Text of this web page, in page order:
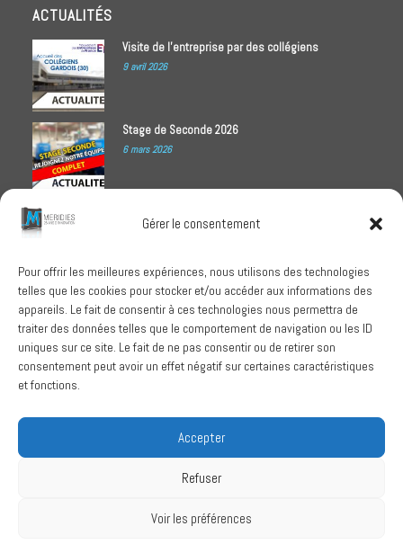
Gérer le consentement
Pour offrir les meilleures expériences, nous utilisons des technologies
telles que les cookies pour stocker et/ou accéder aux informations des
appareils. Le fait de consentir à ces technologies nous permettra de
traiter des données telles que le comportement de navigation ou les ID
uniques sur ce site. Le fait de ne pas consentir ou de retirer son
consentement peut avoir un effet négatif sur certaines caractéristiques
et fonctions.
Accepter
Refuser
Voir les préférences
ACTUALITÉS
Visite de l’entreprise par des collégiens
9 avril 2026
Stage de Seconde 2026
6 mars 2026
1 octobre 2025
RECHERCHER
SUIVEZ-NOUS
Conditions Générales de Vente
Politique de confidentialité Mentions légales